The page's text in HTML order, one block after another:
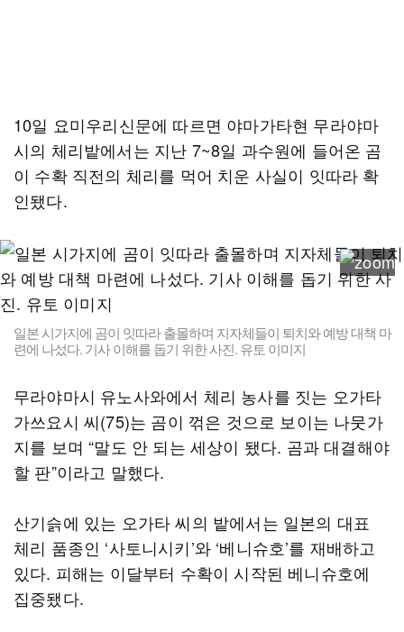
10일 요미우리신문에 따르면 야마가타현 무라야마
시의 체리밭에서는 지난 7~8일 과수원에 들어온 곰
이 수확 직전의 체리를 먹어 치운 사실이 잇따라 확
인됐다.
일본 시가지에 곰이 잇따라 출몰하며 지자체들이 퇴치와 예방 대책 마
련에 나섰다. 기사 이해를 돕기 위한 사진. 유토 이미지
무라야마시 유노사와에서 체리 농사를 짓는 오가타
가쓰요시 씨(75)는 곰이 꺾은 것으로 보이는 나뭇가
지를 보며 “말도 안 되는 세상이 됐다. 곰과 대결해야
할 판”이라고 말했다.
산기슭에 있는 오가타 씨의 밭에서는 일본의 대표
체리 품종인 ‘사토니시키’와 ‘베니슈호’를 재배하고
있다. 피해는 이달부터 수확이 시작된 베니슈호에
집중됐다.